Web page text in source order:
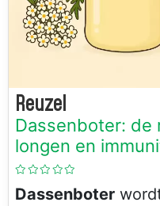
Reuzel
Dassenboter: de
longen en
Dassenboter